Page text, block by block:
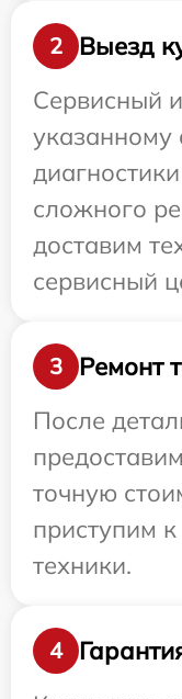
2
Выезд
Сервисный
указанному
сложного
доставим
сервисный
3
Ремонт
После
точную
приступим
техники.
4